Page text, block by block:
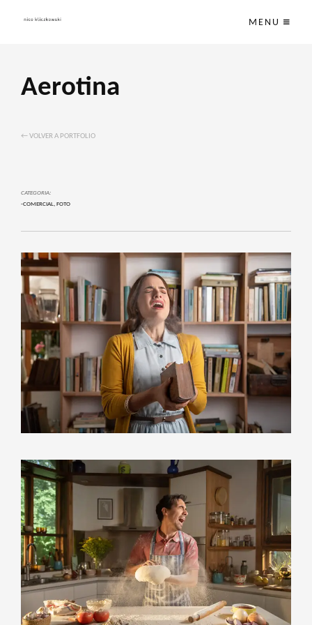
MENU
Aerotina
← VOLVER A PORTFOLIO
CATEGORIA:
-COMERCIAL, FOTO